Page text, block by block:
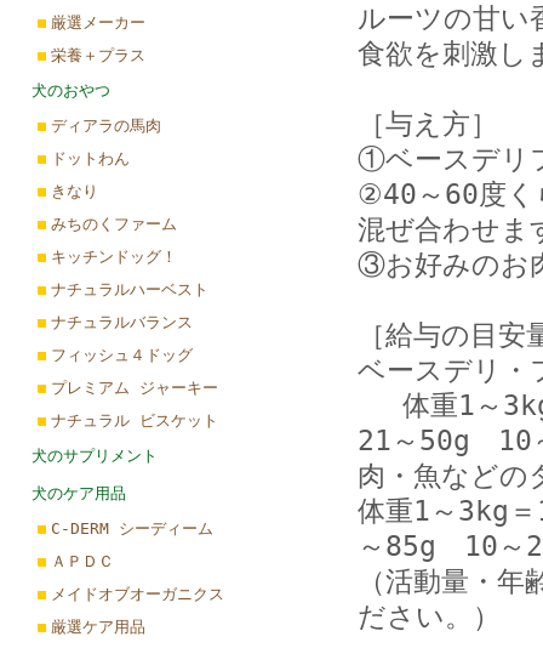
厳選メーカー
栄養＋プラス
犬のおやつ
ディアラの馬肉
ドットわん
きなり
みちのくファーム
キッチンドッグ！
ナチュラルハーベスト
ナチュラルバランス
フィッシュ４ドッグ
プレミアム ジャーキー
ナチュラル ビスケット
犬のサプリメント
犬のケア用品
C-DERM シーディーム
ＡＰＤＣ
メイドオブオーガニクス
厳選ケア用品
ルーツの甘い
食欲を刺激し
［与え方］
①ベースデリ
②40～60度く
混ぜ合わせま
③お好みのお
［給与の目
ベースデリ・
体重1～
21～50g 10
肉・魚などの
体重1～3kg
～85g 10～
（活動量・
ださい。）